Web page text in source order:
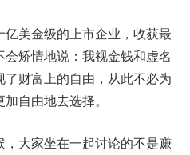
美金级的上市企业，收获最
矫情地说：我视金钱和虚名
财富上的自由，从此不必为
自由地去选择。
大家坐在一起讨论的不是赚